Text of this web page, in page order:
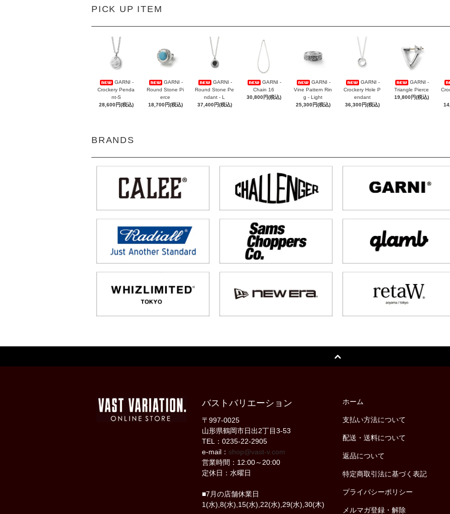
PICK UP ITEM
GARNI -
Crockery Penda
nt-S
28,600円(税込)
GARNI -
Round Stone Pi
erce
18,700円(税込)
GARNI -
Round Stone Pe
ndant - L
37,400円(税込)
GARNI -
Chain 16
30,800円(税込)
GARNI -
Vine Pattern Rin
g - Light
25,300円(税込)
GARNI -
Crockery Hole P
endant
36,300円(税込)
GARNI -
Triangle Pierce
19,800円(税込)
BRANDS
バストバリエーション
〒997-0025
山形県鶴岡市日出2丁目3-53
TEL：0235-22-2905
e-mail： shop@vast-v.com
営業時間：12:00～20:00
定休日：水曜日
■7月の店舗休業日
1(水),8(水),15(水),22(水),29(水),30(木)
ホーム
支払い方法について
配送・送料について
返品について
特定商取引法に基づく表記
プライバシーポリシー
メルマガ登録・解除